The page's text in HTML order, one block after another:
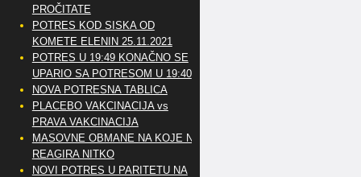
PROČITATE
POTRES KOD SISKA OD
KOMETE ELENIN 25.11.2021
POTRES U 19:49 KONAČNO SE
UPARIO SA POTRESOM U 19:40
NOVA POTRESNA TABLICA
PLACEBO VAKCINACIJA vs
PRAVA VAKCINACIJA
MASOVNE OBMANE NA KOJE NE
REAGIRA NITKO
NOVI POTRES U PARITETU NA